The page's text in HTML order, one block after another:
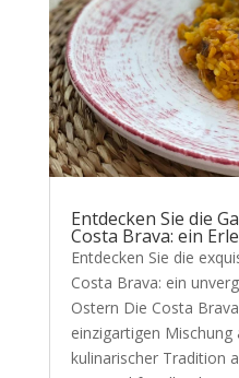
Entdecken Sie die
Costa Brava: ein
Entdecken Sie die
Costa Brava: ein
Ostern Die Costa
einzigartigen
kulinarischer Tradition